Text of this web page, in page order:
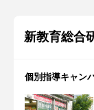
新教育総合
個別指導キャン